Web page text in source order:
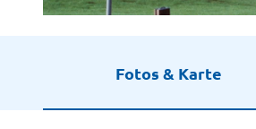
Fotos & Karte